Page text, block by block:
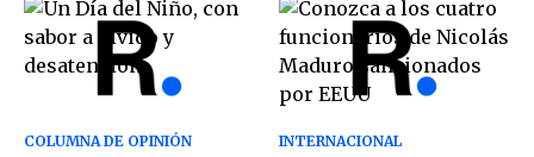
COLUMNA DE OPINIÓN INTERNACIONAL